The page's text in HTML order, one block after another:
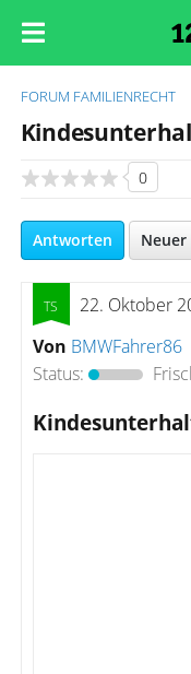
FORUM FAMILIENRECHT
0
Antworten
22. Oktober
Von BMWFahrer86
Status: